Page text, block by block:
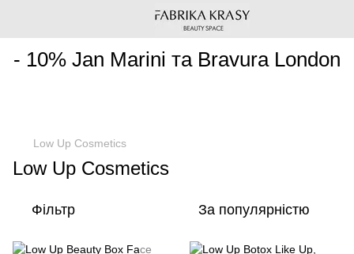
- 10% Jan Marini та Bravura London
Low Up Cosmetics
Low Up Cosmetics
Фільтр За популярністю